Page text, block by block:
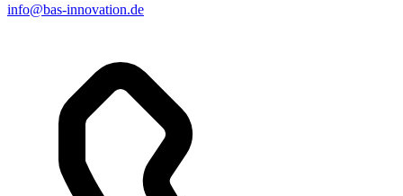
info@bas-innovation.de